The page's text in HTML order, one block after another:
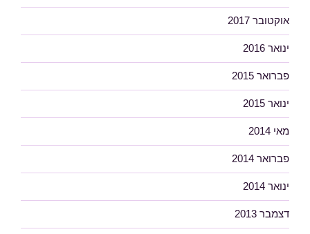
אוקטובר 2017
ינואר 2016
פברואר 2015
ינואר 2015
מאי 2014
פברואר 2014
ינואר 2014
דצמבר 2013